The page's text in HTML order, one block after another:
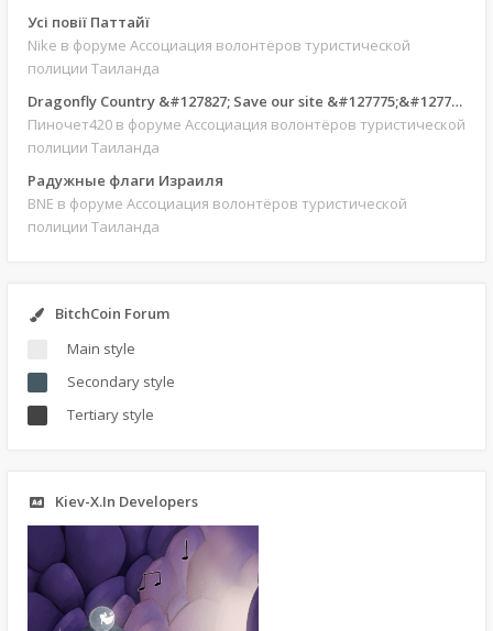
Усі повії Паттайї
Nike в форуме Ассоциация волонтёров туристической
полиции Таиланда
Dragonfly Country &#127827; Save our site &#127775;&#127769;
Пиночет420 в форуме Ассоциация волонтёров туристической
полиции Таиланда
Радужные флаги Израиля
BNE в форуме Ассоциация волонтёров туристической
полиции Таиланда
BitchCoin Forum
Main style
Secondary style
Tertiary style
Kiev-X.In Developers